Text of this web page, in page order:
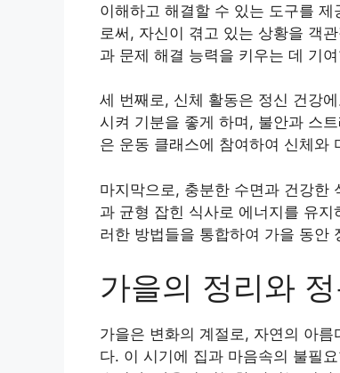
이해하고 해결할 수 있는 도구를
로써, 자신이 겪고 있는 상황을 객
과 문제 해결 능력을 키우는 데 기
세 번째로, 신체 활동은 정신 건강
시켜 기분을 좋게 하며, 불안과 스
은 운동 클래스에 참여하여 신체와
마지막으로, 충분한 수면과 건강한
과 균형 잡힌 식사로 에너지를 유
러한 방법들을 통합하여 가을 동안
가을의 정리와
가을은 변화의 계절로, 자연의 아
다. 이 시기에 집과 마음속의 불필